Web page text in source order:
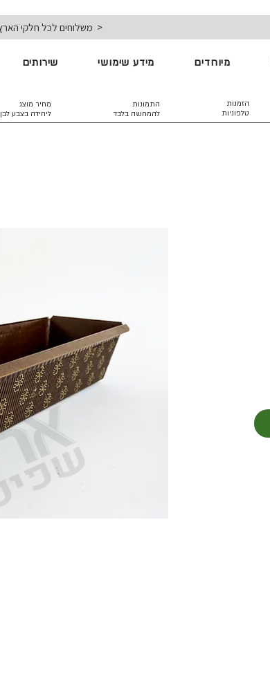
< משלוחים לכל חלקי הארץ >
מיוחדים מידע שימושי שירותים
מחיר מוצג
ליחידה בצבע לבן
התמונות
להמחשה בלבד
הזמנות
טלפוניות